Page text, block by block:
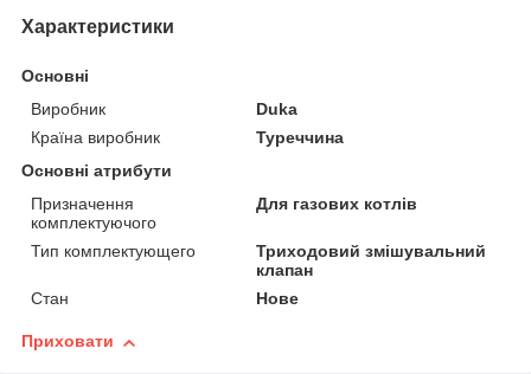
Характеристики
Основні
Виробник
Duka
Країна виробник
Туреччина
Основні атрибути
Призначення
комплектуючого
Для газових котлів
Тип комплектующего
Триходовий змішувальний
клапан
Стан
Нове
Приховати